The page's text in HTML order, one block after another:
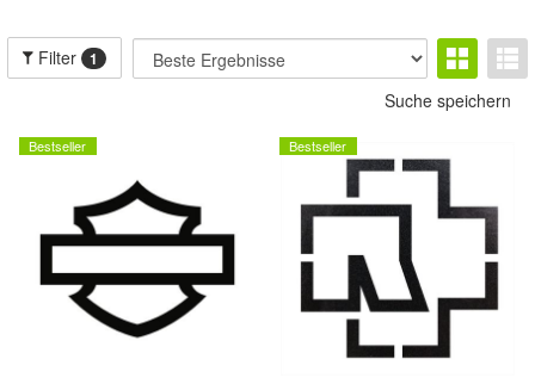
Filter 1
Suche speichern
Bestseller Bestseller